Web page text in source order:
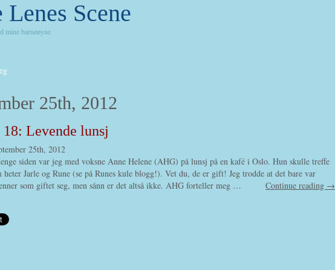
Scene
mine barneøyne
25th, 2012
18: Levende lunsj
25th, 2012
siden var jeg med voksne Anne Helene (AHG) på lunsj på en kafé i Oslo. Hun skulle treffe
heter Jarle og Rune (se på Runes kule blogg!). Vet du, de er gift! Jeg trodde at det bare var
som giftet seg, men sånn er det altså ikke. AHG forteller meg …
Continue reading →